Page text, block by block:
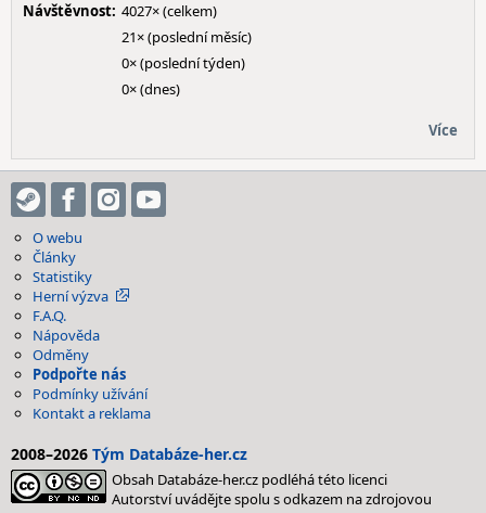
Návštěvnost: 4027× (celkem)
21× (poslední měsíc)
0× (poslední týden)
0× (dnes)
Více
O webu
Články
Statistiky
Herní výzva
F.A.Q.
Nápověda
Odměny
Podpořte nás
Podmínky užívání
Kontakt a reklama
2008–2026 Tým Databáze-her.cz
Obsah Databáze-her.cz podléhá této licenci
Autorství uvádějte spolu s odkazem na zdrojovou